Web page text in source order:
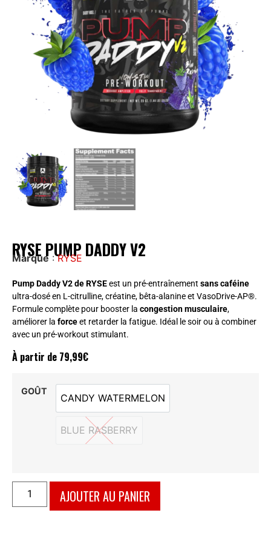
RYSE PUMP DADDY V2
Marque :RYSE
Pump Daddy V2 de RYSEest un pré-entraînement sans caféine
ultra-dosé en L-citrulline, créatine, bêta-alanine et VasoDrive-AP®.
Formule complète pour booster la congestion musculaire,
améliorer la forceet retarder la fatigue. Idéal le soir ou à combiner
avec un pré-workout stimulant.
À partir de 79,99€
GOÛT
CANDY WATERMELON
BLUE RASBERRY
BLUE RASBERRY
AJOUTER AU PANIER